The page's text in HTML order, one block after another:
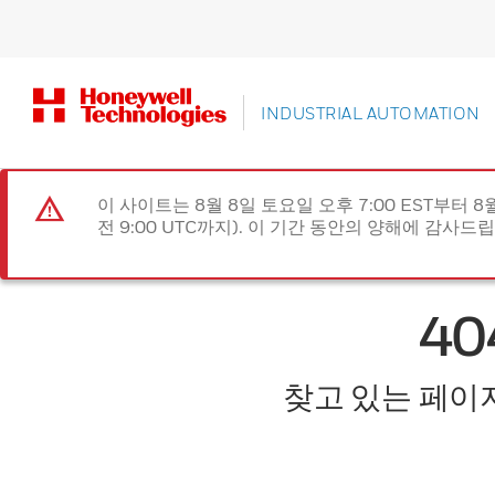
INDUSTRIAL AUTOMATION
이 사이트는 8월 8일 토요일 오후 7:00 EST부터
전 9:00 UTC까지). 이 기간 동안의 양해에 감사드
찾고 있는 페이